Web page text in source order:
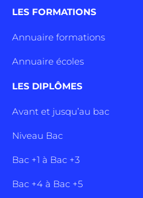
LES FORMATIONS
Annuaire formations
Annuaire écoles
LES DIPLÔMES
Avant et jusqu’au bac
Niveau Bac
Bac +1 à Bac +3
Bac +4 à Bac +5